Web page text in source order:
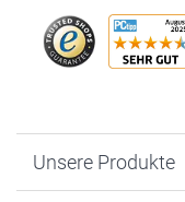
Unsere Produkte